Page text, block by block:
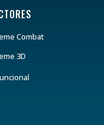
Combat
3D